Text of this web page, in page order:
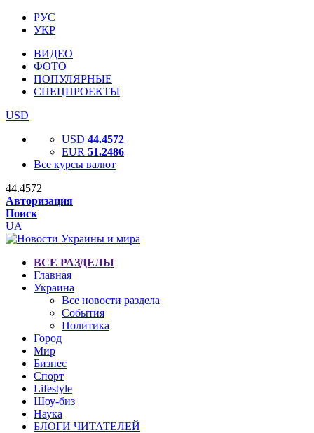
РУС
УКР
ВИДЕО
ФОТО
ПОПУЛЯРНЫЕ
СПЕЦПРОЕКТЫ
USD
USD 44.4572
EUR 51.2486
Все курсы валют
44.4572
Авторизация
Поиск
UA
ВСЕ РАЗДЕЛЫ
Главная
Украина
Все новости раздела
События
Политика
Город
Мир
Бизнес
Спорт
Lifestyle
Шоу-биз
Наука
БЛОГИ ЧИТАТЕЛЕЙ